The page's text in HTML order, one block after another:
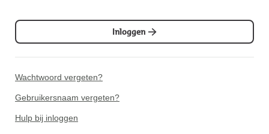
Inloggen
Wachtwoord vergeten?
Gebruikersnaam vergeten?
Hulp bij inloggen